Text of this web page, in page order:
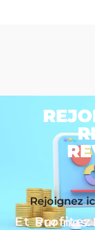
Rejoignez
Et Profitez des